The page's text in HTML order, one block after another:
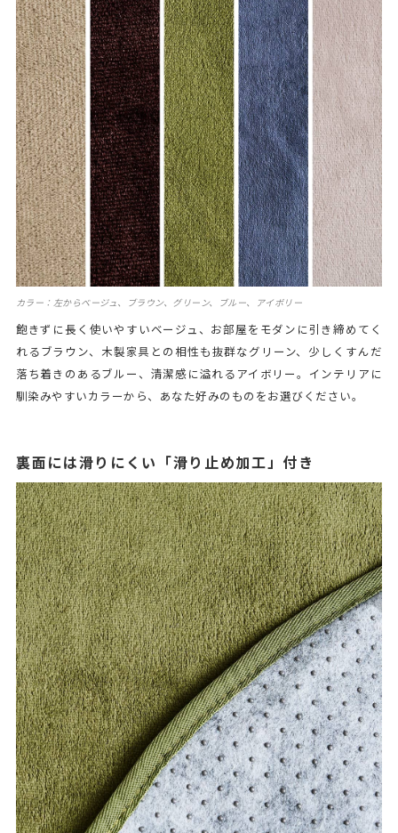
カラー：左からベージュ、ブラウン、グリーン、ブルー、アイボリー
飽きずに長く使いやすいベージュ、お部屋をモダンに引き締めてく
れるブラウン、木製家具との相性も抜群なグリーン、少しくすんだ
落ち着きのあるブルー、清潔感に溢れるアイボリー。インテリアに
馴染みやすいカラーから、あなた好みのものをお選びください。
裏面には滑りにくい「滑り止め加工」付き